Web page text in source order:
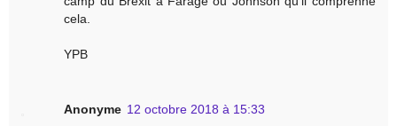
cela.
YPB
Anonyme 12 octobre 2018 à 15:33